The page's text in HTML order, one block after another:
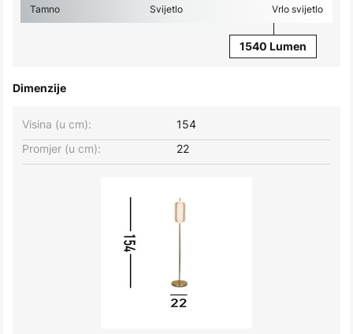
Tamno Svijetlo Vrlo svijetlo
1540 Lumen
Dimenzije
Visina (u cm):
154
Promjer (u cm):
22